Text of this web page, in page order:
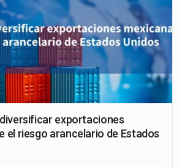
exportaciones
el riesgo arancelario de Estados